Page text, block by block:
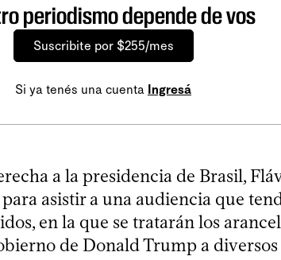
periodismo depende de vos
Suscribite por $255/mes
Si ya tenés una cuenta Ingresá
a la presidencia de Brasil,
asistir a una audiencia que
en la que se tratarán los
de Donald Trump a